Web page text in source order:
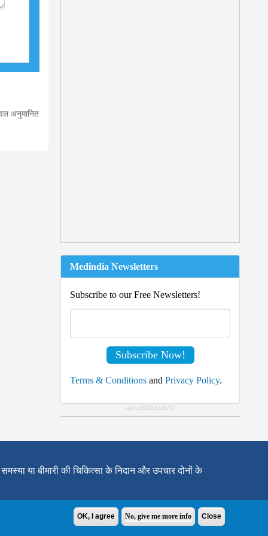
OK, I agree No, give me more info Close
अनुमानित
Medindia Newsletters
Subscribe to our Free Newsletters!
Terms & Conditions and Privacy Policy.
या बीमारी की चिकित्सा के निदान और उपचार दोनों के